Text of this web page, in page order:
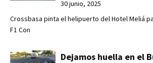
30 junio, 2025
Crossbasa pinta el helipuerto del Hotel Meliá
F1 Con
Dejamos huella en el